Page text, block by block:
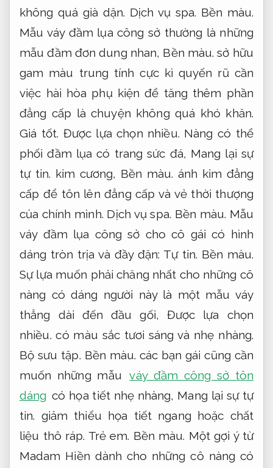
không quá già dặn. Dịch vụ spa. Bền màu.
Mẫu váy đầm lụa công sở thường là những
mẫu đầm đơn dung nhan, Bền màu. sở hữu
gam màu trung tính cực kì quyến rũ cần
việc hài hòa phụ kiện để tăng thêm phần
đẳng cấp là chuyện không quá khó khăn.
Giá tốt. Được lựa chọn nhiều. Nàng có thể
phối đầm lụa có trang sức đá, Mang lại sự
tự tin. kim cương, Bền màu. ánh kim đẳng
cấp để tôn lên đẳng cấp và vẻ thời thượng
của chính mình. Dịch vụ spa. Bền màu. Mẫu
váy đầm lụa công sở cho cô gái có hình
dáng tròn trịa và đầy đặn: Tự tin. Bền màu.
Sự lựa muốn phải chăng nhất cho những cô
nàng có dáng người này là một mẫu váy
thẳng dài đến đầu gối, Được lựa chọn
nhiều. có màu sắc tươi sáng và nhẹ nhàng.
Bộ sưu tập. Bền màu. các bạn gái cũng cần
muốn những mẫu
váy đầm công sở tôn
dáng có họa tiết nhẹ nhàng, Mang lại sự tự
tin. giảm thiểu họa tiết ngang hoặc chất
liệu thô ráp. Trẻ em. Bền màu. Một gợi ý từ
Madam Hiền dành cho những cô nàng có